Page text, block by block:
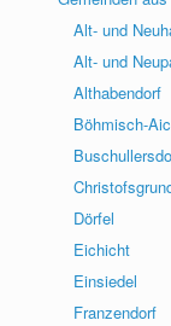
Alt- und
Alt- und
Althabendorf
Böhmisch-
Dörfel
Eichicht
Einsiedel
Franzendorf